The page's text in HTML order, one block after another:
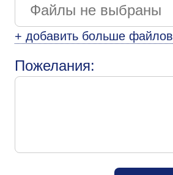
+ добавить больше файлов
Пожелания: